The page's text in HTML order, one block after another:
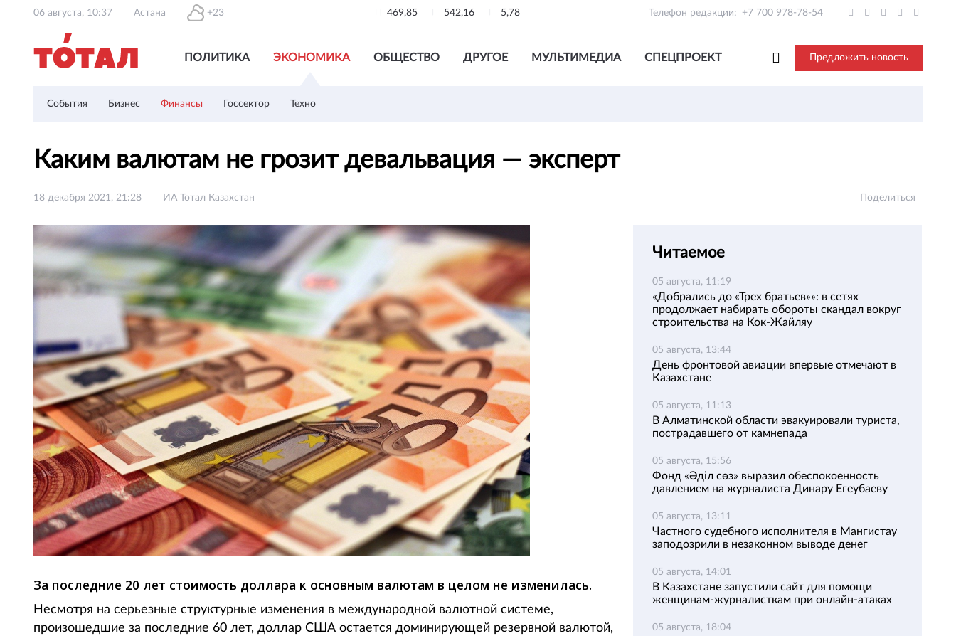
06 августа, 10:37 Астана +23 469,85 542,16 5,78 Телефон редакции: +7 700 978-78-54
ПОЛИТИКА ЭКОНОМИКА ОБЩЕСТВО ДРУГОЕ МУЛЬТИМЕДИА СПЕЦПРОЕКТ Предложить новость
События Бизнес Финансы Госсектор Техно
Каким валютам не грозит девальвация — эксперт
18 декабря 2021, 21:28 ИА Тотал Казахстан Поделиться
За последние 20 лет стоимость доллара к основным валютам в целом не изменилась.
Несмотря на серьезные структурные изменения в международной валютной системе,
произошедшие за последние 60 лет, доллар США остается доминирующей резервной валютой,
Читаемое
05 августа, 11:19
«Добрались до «Трех братьев»»: в сетях
продолжает набирать обороты скандал вокруг
строительства на Кок-Жайляу
05 августа, 13:44
День фронтовой авиации впервые отмечают в
Казахстане
05 августа, 11:13
В Алматинской области эвакуировали туриста,
пострадавшего от камнепада
05 августа, 15:56
Фонд «Әділ сөз» выразил обеспокоенность
давлением на журналиста Динару Егеубаеву
05 августа, 13:11
Частного судебного исполнителя в Мангистау
заподозрили в незаконном выводе денег
05 августа, 14:01
В Казахстане запустили сайт для помощи
женщинам-журналисткам при онлайн-атаках
05 августа, 18:04